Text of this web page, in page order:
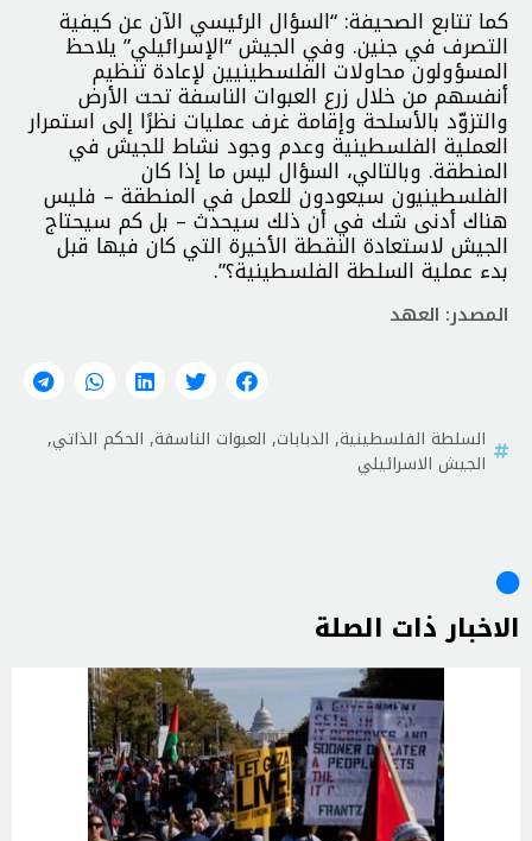
كما تتابع الصحيفة: “السؤال الرئيسي الآن عن كيفية
التصرف في جنين. وفي الجيش “الإسرائيلي” يلاحظ
المسؤولون محاولات الفلسطينيين لإعادة تنظيم
أنفسهم من خلال زرع العبوات الناسفة تحت الأرض
والتزوّد بالأسلحة وإقامة غرف عمليات نظرًا إلى استمرار
العملية الفلسطينية وعدم وجود نشاط للجيش في
المنطقة. وبالتالي، السؤال ليس ما إذا كان
الفلسطينيون سيعودون للعمل في المنطقة – فليس
هناك أدنى شك في أن ذلك سيحدث – بل كم سيحتاج
الجيش لاستعادة النقطة الأخيرة التي كان فيها قبل
بدء عملية السلطة الفلسطينية؟”.
المصدر: العهد
السلطة الفلسطينية, الدبابات, العبوات الناسفة, الحكم الذاتي,
الجيش الاسرائيلي
الاخبار ذات الصلة